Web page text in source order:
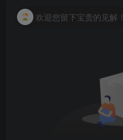
欢迎您留下宝贵的见解！